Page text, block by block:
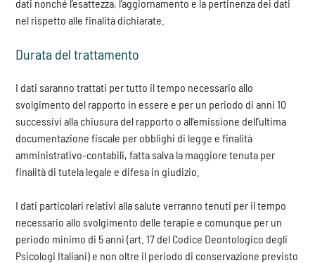
dati nonché l’esattezza, l’aggiornamento e la pertinenza dei dati
nel rispetto alle finalità dichiarate.
Durata del trattamento
I dati saranno trattati per tutto il tempo necessario allo
svolgimento del rapporto in essere e per un periodo di anni 10
successivi alla chiusura del rapporto o all’emissione dell’ultima
documentazione fiscale per obblighi di legge e finalità
amministrativo-contabili, fatta salva la maggiore tenuta per
finalità di tutela legale e difesa in giudizio.
I dati particolari relativi alla salute verranno tenuti per il tempo
necessario allo svolgimento delle terapie e comunque per un
periodo minimo di 5 anni (art. 17 del Codice Deontologico degli
Psicologi Italiani) e non oltre il periodo di conservazione previsto